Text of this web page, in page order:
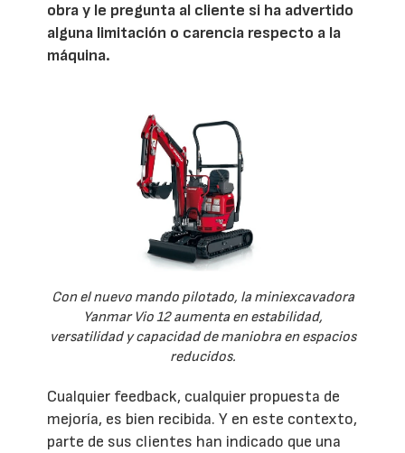
obra y le pregunta al cliente si ha advertido
alguna limitación o carencia respecto a la
máquina.
Con el nuevo mando pilotado, la miniexcavadora
Yanmar Vio 12 aumenta en estabilidad,
versatilidad y capacidad de maniobra en espacios
reducidos.
Cualquier feedback, cualquier propuesta de
mejoría, es bien recibida. Y en este contexto,
parte de sus clientes han indicado que una